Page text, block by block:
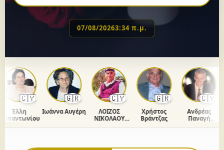
07/08/20263:34 π.μ.
🇨🇾
Έλλη
🇬🇷
Ιωάννα Αυγέρη
🇨🇾
ΛΟΙΖΟΣ
ΝΙΚΟΛΑΟΥ
🇬🇷
Χρήστος
Βράντζας
🇨🇾
Ανδρέας
Παναγή